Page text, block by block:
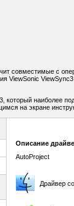
совместимые с
ViewSonic
который наиболее
на экране
Описание
AutoProject
Драйвер